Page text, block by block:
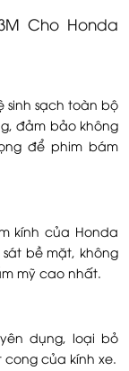
Cho Honda
sinh sạch toàn bộ
đảm bảo không
để phim bám
kính của Honda
bề mặt, không
mỹ cao nhất.
dụng, loại bỏ
của kính xe.